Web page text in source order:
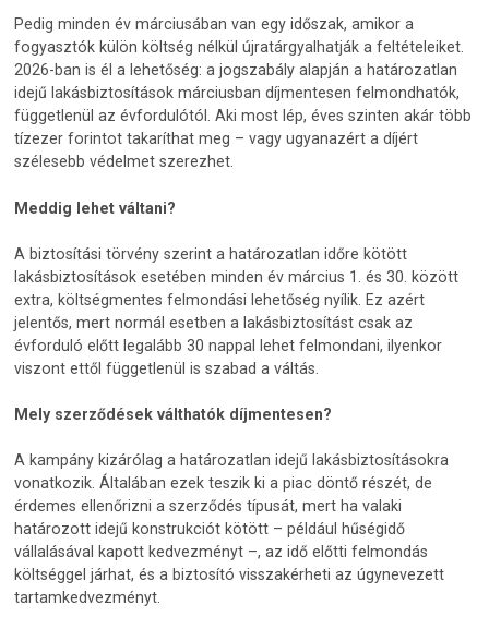
Pedig minden év márciusában van egy időszak, amikor a
fogyasztók külön költség nélkül újratárgyalhatják a feltételeiket.
2026-ban is él a lehetőség: a jogszabály alapján a határozatlan
idejű lakásbiztosítások márciusban díjmentesen felmondhatók,
függetlenül az évfordulótól. Aki most lép, éves szinten akár több
tízezer forintot takaríthat meg – vagy ugyanazért a díjért
szélesebb védelmet szerezhet.
Meddig lehet váltani?
A biztosítási törvény szerint a határozatlan időre kötött
lakásbiztosítások esetében minden év március 1. és 30. között
extra, költségmentes felmondási lehetőség nyílik. Ez azért
jelentős, mert normál esetben a lakásbiztosítást csak az
évforduló előtt legalább 30 nappal lehet felmondani, ilyenkor
viszont ettől függetlenül is szabad a váltás.
Mely szerződések válthatók díjmentesen?
A kampány kizárólag a határozatlan idejű lakásbiztosításokra
vonatkozik. Általában ezek teszik ki a piac döntő részét, de
érdemes ellenőrizni a szerződés típusát, mert ha valaki
határozott idejű konstrukciót kötött – például hűségidő
vállalásával kapott kedvezményt –, az idő előtti felmondás
költséggel járhat, és a biztosító visszakérheti az úgynevezett
tartamkedvezményt.